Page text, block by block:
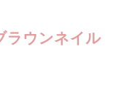
ラウンネイル